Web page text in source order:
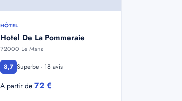
HÔTEL
Hotel De La Pommeraie
72000 Le Mans
8,7 Superbe · 18 avis
A partir de 72 €